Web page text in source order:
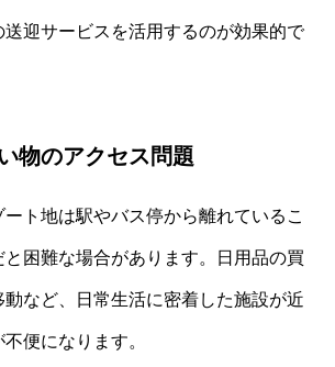
迎サービスを活用するのが効果的で
物のアクセス問題
ト地は駅やバス停から離れているこ
と困難な場合があります。日用品の買
など、日常生活に密着した施設が近
便になります。